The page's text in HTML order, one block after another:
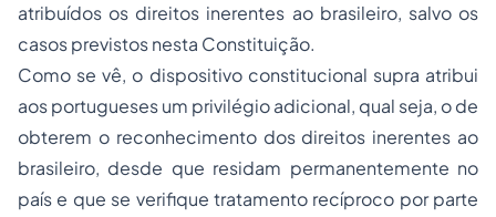
atribuídos os direitos inerentes ao brasileiro, salvo os
casos previstos nesta Constituição.
Como se vê, o dispositivo constitucional supra atribui
aos portugueses um privilégio adicional, qual seja, o de
obterem o reconhecimento dos direitos inerentes ao
brasileiro, desde que residam permanentemente no
país e que se verifique tratamento recíproco por parte